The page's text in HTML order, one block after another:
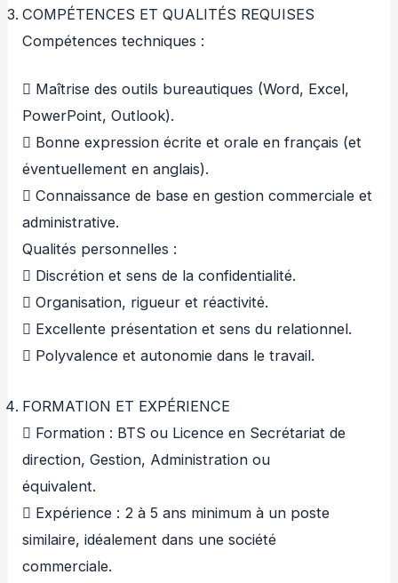
COMPÉTENCES ET QUALITÉS REQUISES
Compétences techniques :
 Maîtrise des outils bureautiques (Word, Excel,
PowerPoint, Outlook).
 Bonne expression écrite et orale en français (et
éventuellement en anglais).
 Connaissance de base en gestion commerciale et
administrative.
Qualités personnelles :
 Discrétion et sens de la confidentialité.
 Organisation, rigueur et réactivité.
 Excellente présentation et sens du relationnel.
 Polyvalence et autonomie dans le travail.
FORMATION ET EXPÉRIENCE
 Formation : BTS ou Licence en Secrétariat de
direction, Gestion, Administration ou
équivalent.
 Expérience : 2 à 5 ans minimum à un poste
similaire, idéalement dans une société
commerciale.